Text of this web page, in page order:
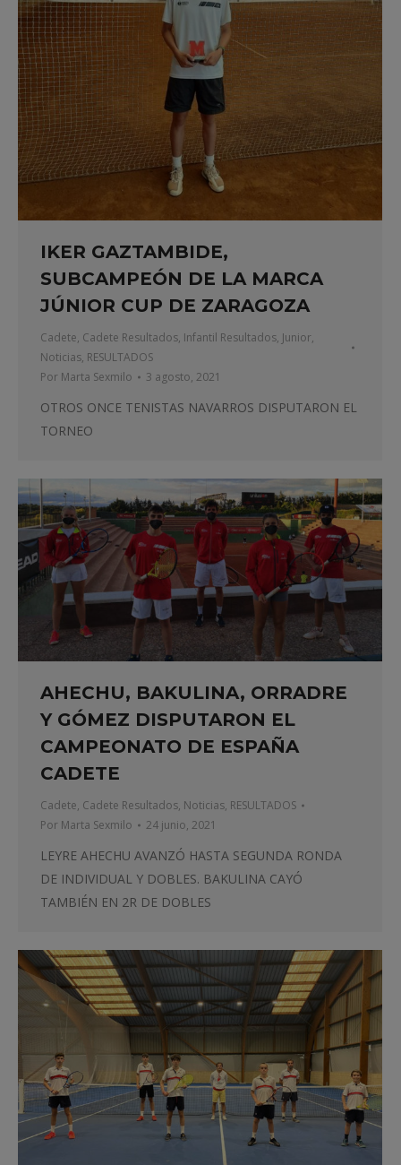
IKER GAZTAMBIDE,
SUBCAMPEÓN DE LA MARCA
JÚNIOR CUP DE ZARAGOZA
Cadete, Cadete Resultados, Infantil Resultados, Junior,
Noticias, RESULTADOS
Por Marta Sexmilo 3 agosto, 2021
OTROS ONCE TENISTAS NAVARROS DISPUTARON EL
TORNEO
AHECHU, BAKULINA, ORRADRE
Y GÓMEZ DISPUTARON EL
CAMPEONATO DE ESPAÑA
CADETE
Cadete, Cadete Resultados, Noticias, RESULTADOS
Por Marta Sexmilo 24 junio, 2021
LEYRE AHECHU AVANZÓ HASTA SEGUNDA RONDA
DE INDIVIDUAL Y DOBLES. BAKULINA CAYÓ
TAMBIÉN EN 2R DE DOBLES